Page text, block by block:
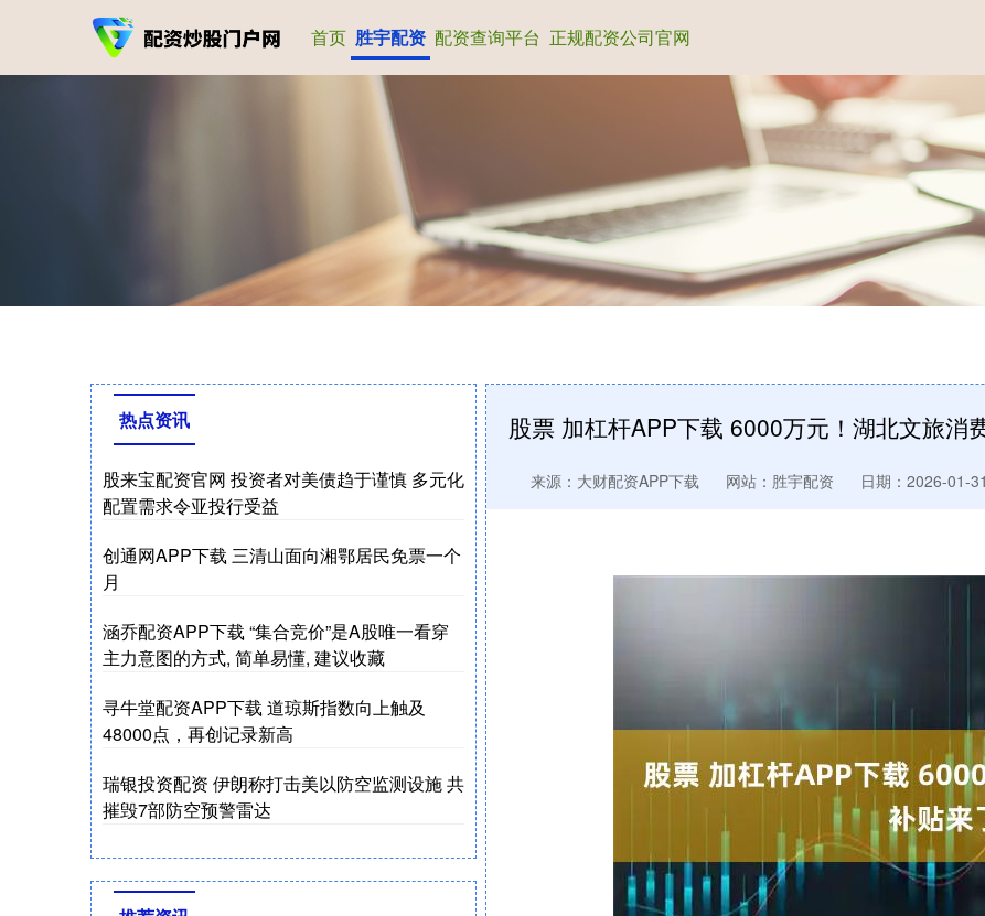
首页 胜宇配资 配资查询平台 正规配资公司官网
股票 加杠杆APP下载 6000万元！湖北文旅消
来源：大财配资APP下载 网站：胜宇配资 日期：2026-01-
热点资讯
股来宝配资官网 投资者对美债趋于谨慎 多元化
配置需求令亚投行受益
创通网APP下载 三清山面向湘鄂居民免票一个
月
涵乔配资APP下载 “集合竞价”是A股唯一看穿
主力意图的方式, 简单易懂, 建议收藏
寻牛堂配资APP下载 道琼斯指数向上触及
48000点，再创记录新高
瑞银投资配资 伊朗称打击美以防空监测设施 共
摧毁7部防空预警雷达